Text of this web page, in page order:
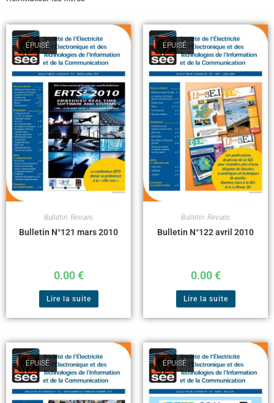
ÉPUISÉ
Bulletin Revues
Bulletin N°121 mars 2010
0.00€
Lire la suite
ÉPUISÉ
Bulletin Revues
Bulletin N°122 avril 2010
0.00€
Lire la suite
ÉPUISÉ ÉPUISÉ